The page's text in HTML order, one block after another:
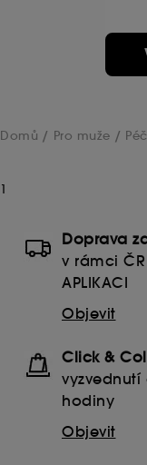
Domů Pro muže
1
Doprava
v rámci
APLIKACI
Objevit
Click &
hodiny
Objevit
vyžaduje váš
souborů
"Upravit
zde